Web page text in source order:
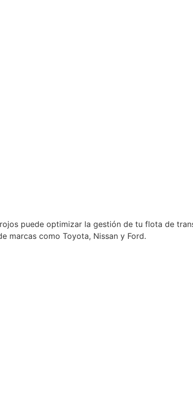
puede optimizar la gestión de tu flota de
marcas como Toyota, Nissan y Ford.